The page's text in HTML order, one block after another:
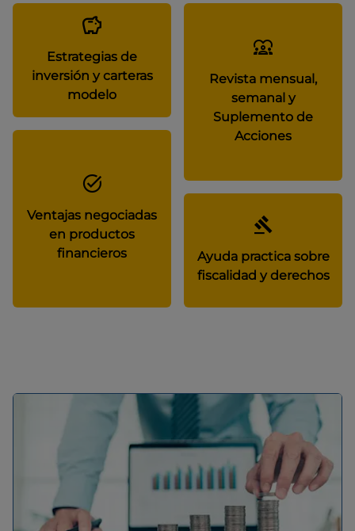
Estrategias de
inversión y carteras
modelo
Revista mensual,
semanal y
Suplemento de
Acciones
Ventajas negociadas
en productos
financieros
Ayuda practica sobre
fiscalidad y derechos